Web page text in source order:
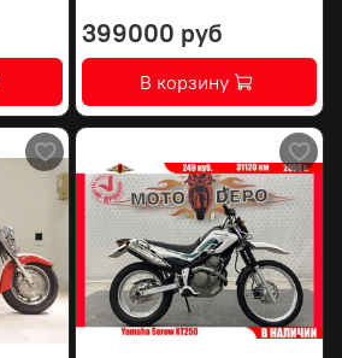
399000 руб
В корзину